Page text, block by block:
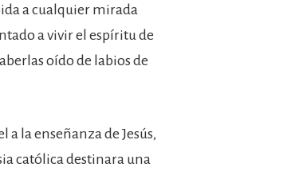
a cualquier mirada
a vivir el espíritu de
oído de labios de
la enseñanza de Jesús,
católica destinara una